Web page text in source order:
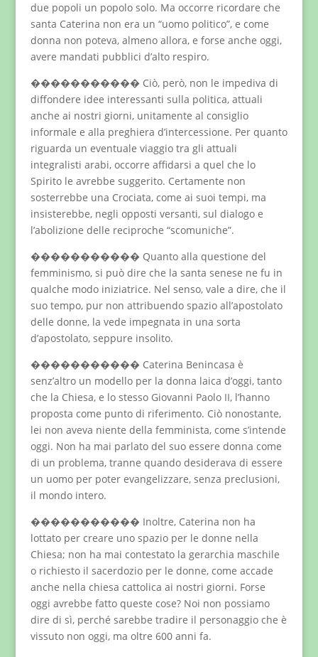
due popoli un popolo solo. Ma occorre ricordare che
santa Caterina non era un “uomo politico”, e come
donna non poteva, almeno allora, e forse anche oggi,
avere mandati pubblici d’alto respiro.
����������� Ciò, però, non le impediva di
diffondere idee interessanti sulla politica, attuali
anche ai nostri giorni, unitamente al consiglio
informale e alla preghiera d’intercessione. Per quanto
riguarda un eventuale viaggio tra gli attuali
integralisti arabi, occorre affidarsi a quel che lo
Spirito le avrebbe suggerito. Certamente non
sosterrebbe una Crociata, come ai suoi tempi, ma
insisterebbe, negli opposti versanti, sul dialogo e
l’abolizione delle reciproche “scomuniche”.
����������� Quanto alla questione del
femminismo, si può dire che la santa senese ne fu in
qualche modo iniziatrice. Nel senso, vale a dire, che il
suo tempo, pur non attribuendo spazio all’apostolato
delle donne, la vede impegnata in una sorta
d’apostolato, seppure insolito.
����������� Caterina Benincasa è
senz’altro un modello per la donna laica d’oggi, tanto
che la Chiesa, e lo stesso Giovanni Paolo II, l’hanno
proposta come punto di riferimento. Ciò nonostante,
lei non aveva niente della femminista, come s’intende
oggi. Non ha mai parlato del suo essere donna come
di un problema, tranne quando desiderava di essere
un uomo per poter evangelizzare, senza preclusioni,
il mondo intero.
����������� Inoltre, Caterina non ha
lottato per creare uno spazio per le donne nella
Chiesa; non ha mai contestato la gerarchia maschile
o richiesto il sacerdozio per le donne, come accade
anche nella chiesa cattolica ai nostri giorni. Forse
oggi avrebbe fatto queste cose? Noi non possiamo
dire di sì, perché sarebbe tradire il personaggio che è
vissuto non oggi, ma oltre 600 anni fa.